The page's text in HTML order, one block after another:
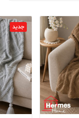
جدید